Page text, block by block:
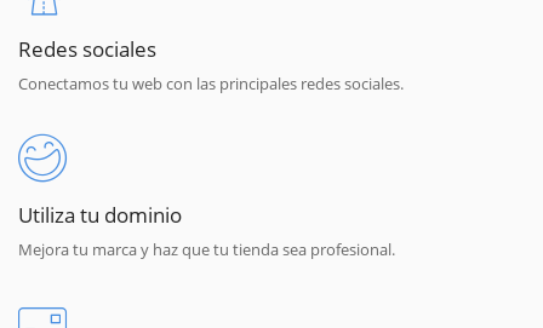
Redes sociales
Conectamos tu web con las principales redes sociales.
Utiliza tu dominio
Mejora tu marca y haz que tu tienda sea profesional.